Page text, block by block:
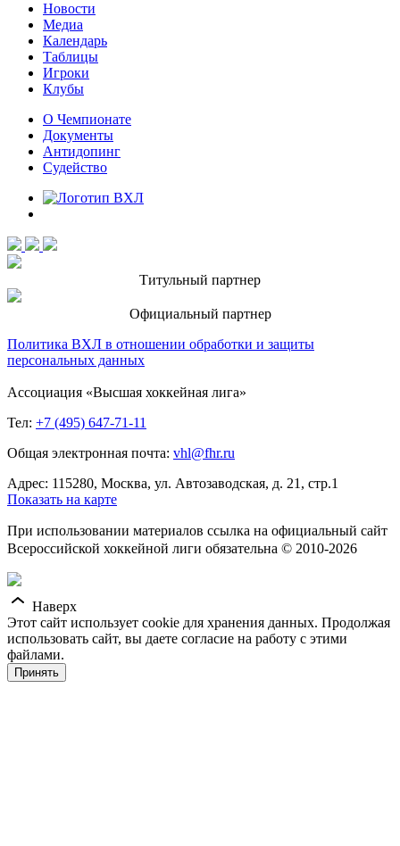
Новости
Медиа
Календарь
Таблицы
Игроки
Клубы
О Чемпионате
Документы
Антидопинг
Судейство
Титульный партнер
Официальный партнер
Политика ВХЛ в отношении обработки и защиты
персональных данных
Ассоциация «Высшая хоккейная лига»
Тел: +7 (495) 647-71-11
Общая электронная почта: vhl@fhr.ru
Адрес: 115280, Москва, ул. Автозаводская, д. 21, стр.1
Показать на карте
При использовании материалов ссылка на официальный сайт
Всероссийской хоккейной лиги обязательна © 2010-2026
Наверх
Этот сайт использует cookie для хранения данных. Продолжая
использовать сайт, вы даете согласие на работу с этими
файлами.
Принять